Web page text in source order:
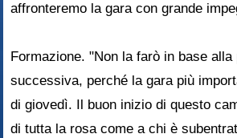
affronteremo la gara con grande
Formazione. "Non la farò in base alla
successiva, perché la gara più
di giovedì. Il buon inizio di questo
di tutta la rosa come a chi è